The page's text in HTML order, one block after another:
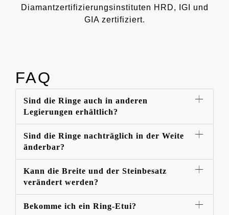
Diamantzertifizierungsinstituten HRD, IGI und
GIA zertifiziert.
FAQ
Sind die Ringe auch in anderen
Legierungen erhältlich?
Sind die Ringe nachträglich in der Weite
änderbar?
Kann die Breite und der Steinbesatz
verändert werden?
Bekomme ich ein Ring-Etui?